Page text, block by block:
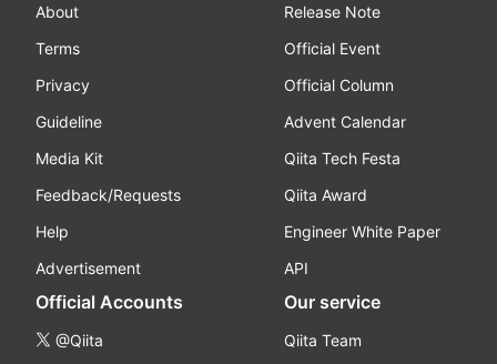
About
Terms
Privacy
Guideline
Media Kit
Feedback/Requests
Help
Advertisement
Release Note
Official Event
Official Column
Advent Calendar
Qiita Tech Festa
Qiita Award
Engineer White Paper
API
Official Accounts
@Qiita
Our service
Qiita Team